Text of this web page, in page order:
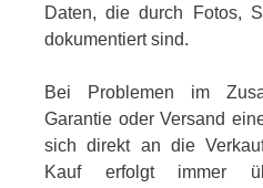
Daten, die durch Fotos,
dokumentiert sind.
Bei Problemen im
Garantie oder Versand
sich direkt an die
Kauf erfolgt immer